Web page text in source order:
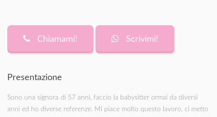
Chiamami! Scrivimi!
Presentazione
Sono una signora di 57 anni, faccio la babysitter ormai da diversi
anni ed ho diverse referenze. Mi piace molto questo lavoro, ci metto